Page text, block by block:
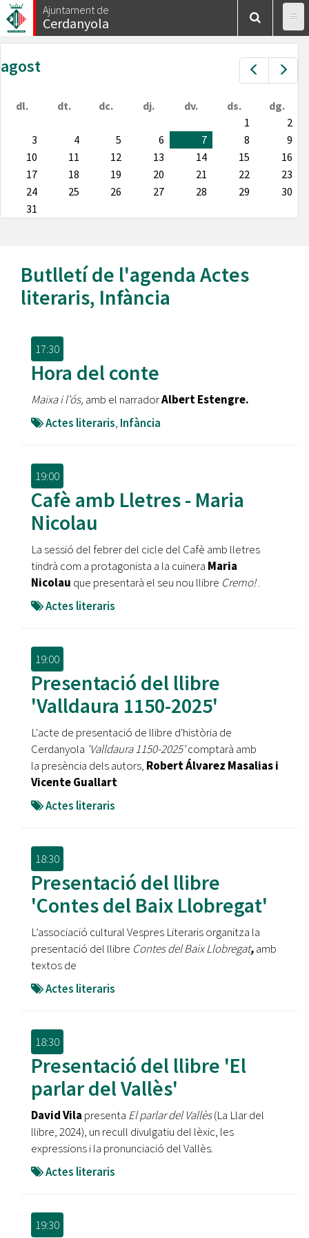
Vés
al
contingut
Ajuntament de
Cerdanyola
Prev
agost
dl. dt. dc. dj. dv. ds.
dg.
1
2
3
4 5 6 7 8
9
10
11 12 13 14 15
16
17
18 19 20 21 22
23
24
25 26 27 28 29
30
31
Butlletí de l'agenda Actes
literaris, Infància
17:30
Hora del conte
Maixa i l'ós, amb el narradorAlbert Estengre.
Actes literaris, Infància
19:00
Cafè amb Lletres - Maria
Nicolau
La sessió del febrer del cicle del Cafè amb lletres
tindrà com a protagonista a la cuinera Maria
Nicolau que presentarà el seu nou llibre Cremo!.
Actes literaris
19:00
Presentació del llibre
'Valldaura 1150-2025'
L'acte de presentació de llibre d'història de
Cerdanyola 'Valldaura 1150-2025'comptarà amb
la presència dels autors, Robert Álvarez Masalias i
Vicente Guallart
Actes literaris
18:30
Presentació del llibre
'Contes del Baix Llobregat'
L’associació cultural Vespres Literaris organitza la
presentació del llibre Contes del Baix Llobregat,amb
textos de
Actes literaris
18:30
Presentació del llibre 'El
parlar del Vallès'
David Vila presenta El parlar del Vallès(La Llar del
llibre, 2024), un recull divulgatiu del lèxic, les
expressions i la pronunciació del Vallès.
Actes literaris
19:30